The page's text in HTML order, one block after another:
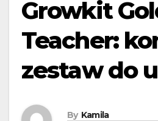
Growkit
Teacher:
zestaw do
By Kamila